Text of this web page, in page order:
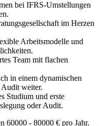
bei IFRS-Umstellungen
im Herzen
Arbeitsmodelle und
Team mit flachen
in einem dynamischen
weiter.
Studium und erste
oder Audit.
60000 - 80000 € pro Jahr.